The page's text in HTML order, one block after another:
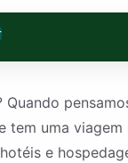
tem uma
e